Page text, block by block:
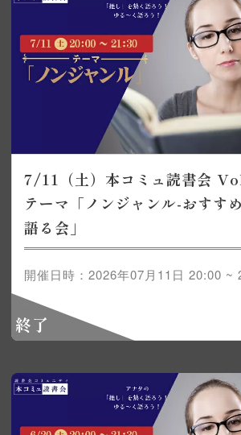
7/11（土）本コミュ読書会
テーマ「ノンジャンル-おすす
語る会」
開催日時：2026年07月11日 20:00 ~
終了